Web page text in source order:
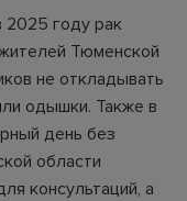
2025 году рак
Тюменской
не откладывать
одышки. Также в
день без
области
консультаций, а